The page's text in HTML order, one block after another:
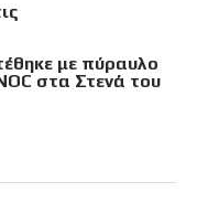
με πύραυλο
στα Στενά του